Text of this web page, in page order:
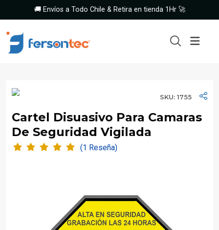
🚚 Envíos a Todo Chile & Retira en tienda 1Hr 🚀
SKU: 1755
Cartel Disuasivo Para Camaras
De Seguridad Vigilada
(1 Reseña)